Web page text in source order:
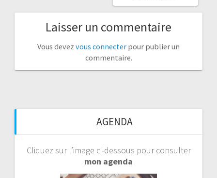
Laisser un commentaire
Vous devez vous connecter pour publier un
commentaire.
AGENDA
Cliquez sur l’image ci-dessous pour consulter
mon agenda